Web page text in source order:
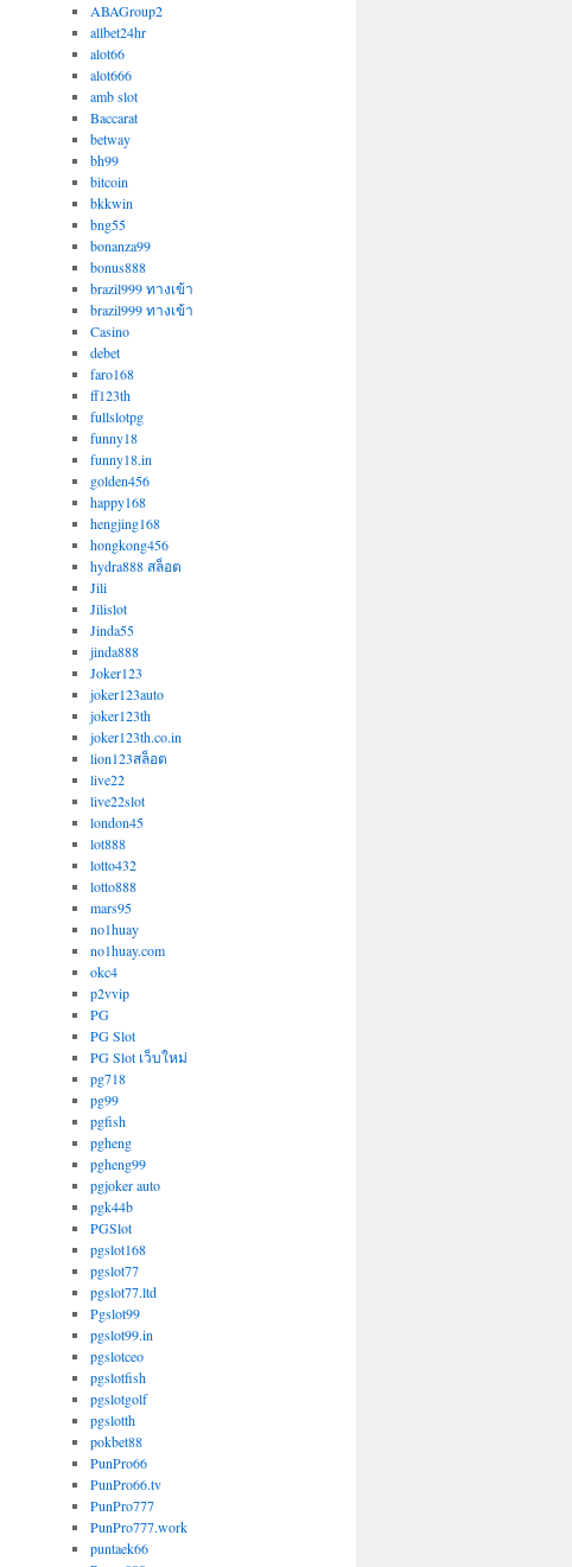
ABAGroup2
allbet24hr
alot66
alot666
amb slot
Baccarat
betway
bh99
bitcoin
bkkwin
bng55
bonanza99
bonus888
brazil999 ทางเข้า
brazil999 ทางเข้า
Casino
debet
faro168
ff123th
fullslotpg
funny18
funny18.in
golden456
happy168
hengjing168
hongkong456
hydra888 สล็อต
Jili
Jilislot
Jinda55
jinda888
Joker123
joker123auto
joker123th
joker123th.co.in
lion123สล็อต
live22
live22slot
london45
lot888
lotto432
lotto888
mars95
no1huay
no1huay.com
okc4
p2vvip
PG
PG Slot
PG Slot เว็บใหม่
pg718
pg99
pgfish
pgheng
pgheng99
pgjoker auto
pgk44b
PGSlot
pgslot168
pgslot77
pgslot77.ltd
Pgslot99
pgslot99.in
pgslotceo
pgslotfish
pgslotgolf
pgslotth
pokbet88
PunPro66
PunPro66.tv
PunPro777
PunPro777.work
puntaek66